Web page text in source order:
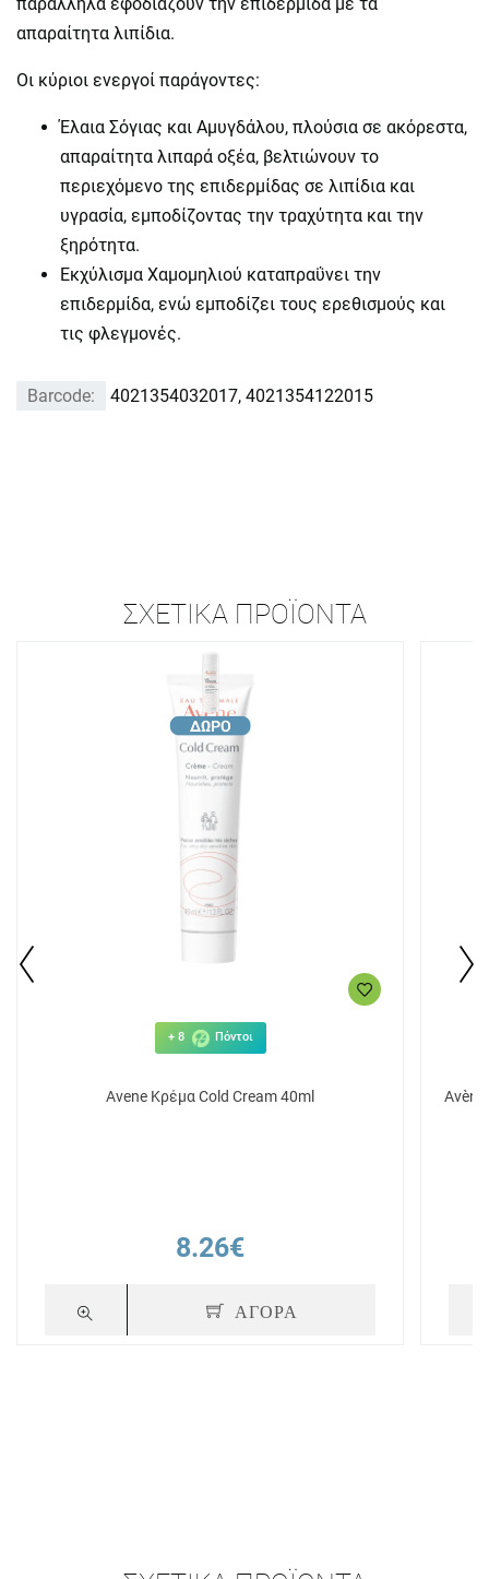
απαραίτητα λιπίδια.
Οι κύριοι ενεργοί παράγοντες:
Έλαια Σόγιας και Αμυγδάλου, πλούσια σε ακόρεστα,
απαραίτητα λιπαρά οξέα, βελτιώνουν το
περιεχόμενο της επιδερμίδας σε λιπίδια και
υγρασία, εμποδίζοντας την τραχύτητα και την
ξηρότητα.
Εκχύλισμα Χαμομηλιού καταπραΰνει την
επιδερμίδα, ενώ εμποδίζει τους ερεθισμούς και
τις φλεγμονές.
Barcode: 4021354032017, 4021354122015
ΣΧΕΤΙΚΆ ΠΡΟΪΌΝΤΑ
+ 8 Πόντοι
Avene Κρέμα Cold Cream 40ml
8.26€
ΑΓΟΡΑ